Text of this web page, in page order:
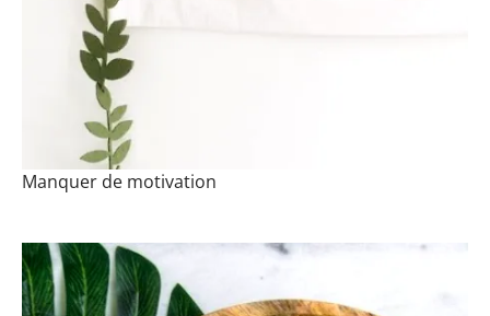
Manquer de motivation